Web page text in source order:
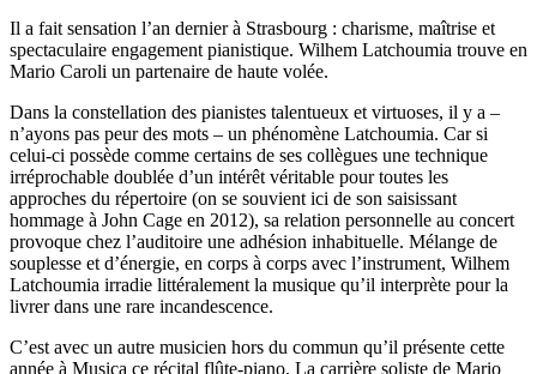
Il a fait sensation l’an dernier à Strasbourg : charisme, maîtrise et
spectaculaire engagement pianistique. Wilhem Latchoumia trouve en
Mario Caroli un partenaire de haute volée.
Dans la constellation des pianistes talentueux et virtuoses, il y a –
n’ayons pas peur des mots – un phénomène Latchoumia. Car si
celui-ci possède comme certains de ses collègues une technique
irréprochable doublée d’un intérêt véritable pour toutes les
approches du répertoire (on se souvient ici de son saisissant
hommage à John Cage en 2012), sa relation personnelle au concert
provoque chez l’auditoire une adhésion inhabituelle. Mélange de
souplesse et d’énergie, en corps à corps avec l’instrument, Wilhem
Latchoumia irradie littéralement la musique qu’il interprète pour la
livrer dans une rare incandescence.
C’est avec un autre musicien hors du commun qu’il présente cette
année à Musica ce récital flûte-piano. La carrière soliste de Mario